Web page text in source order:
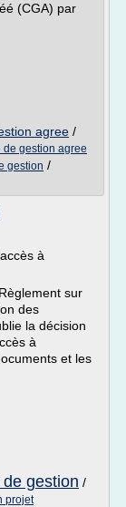
(CGA) par
agree /
de gestion agree
gestion /
à
sur
des
la décision
à
et les
gestion /
projet